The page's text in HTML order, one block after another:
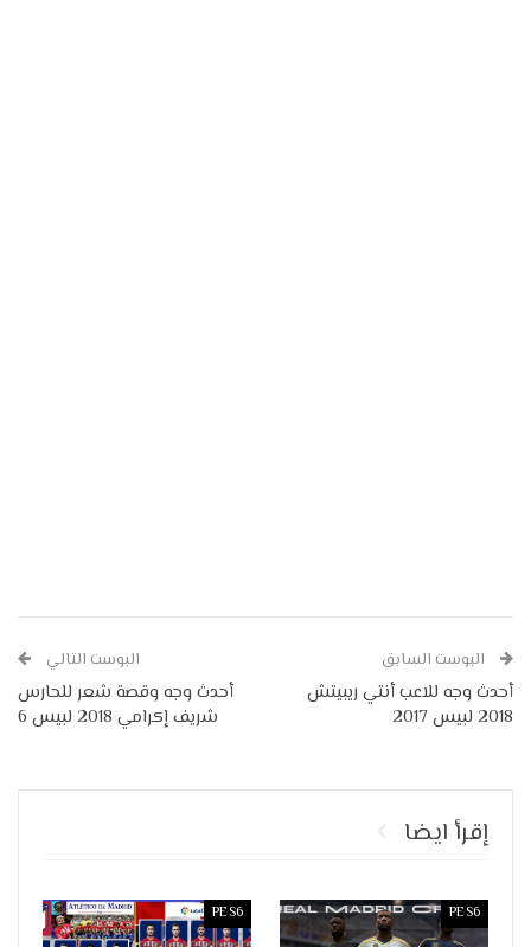
البوست السابق
أحدث وجه للاعب أنتي ريبيتش
2018 لبيس 2017
البوست التالي
أحدث وجه وقصة شعر للحارس
شريف إكرامي 2018 لبيس 6
إقرأ ايضا
PES6
PES6